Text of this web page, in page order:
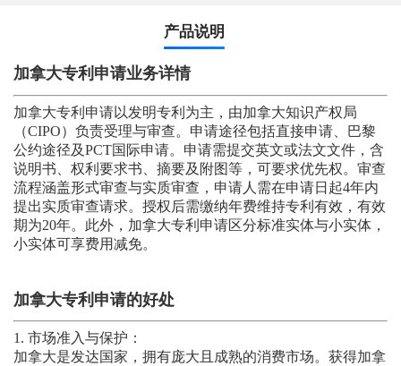
产品说明
加拿大专利申请业务详情
加拿大专利申请以发明专利为主，由加拿大知识产权局
（CIPO）负责受理与审查。申请途径包括直接申请、巴黎
公约途径及PCT国际申请。申请需提交英文或法文文件，含
说明书、权利要求书、摘要及附图等，可要求优先权。审查
流程涵盖形式审查与实质审查，申请人需在申请日起4年内
提出实质审查请求。授权后需缴纳年费维持专利有效，有效
期为20年。此外，加拿大专利申请区分标准实体与小实体，
小实体可享费用减免。
加拿大专利申请的好处
1. 市场准入与保护：
加拿大是发达国家，拥有庞大且成熟的消费市场。获得加拿